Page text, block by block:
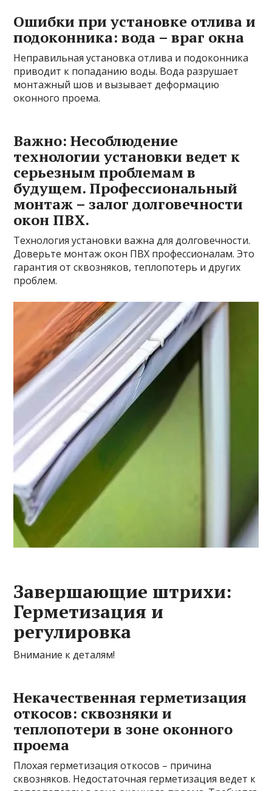
Ошибки при установке отлива и
подоконника: вода – враг окна
Неправильная установка отлива и подоконника
приводит к попаданию воды. Вода разрушает
монтажный шов и вызывает деформацию
оконного проема.
Важно: Несоблюдение
технологии установки ведет к
серьезным проблемам в
будущем. Профессиональный
монтаж – залог долговечности
окон ПВХ.
Технология установки важна для долговечности.
Доверьте монтаж окон ПВХ профессионалам. Это
гарантия от сквозняков, теплопотерь и других
проблем.
Завершающие штрихи:
Герметизация и
регулировка
Внимание к деталям!
Некачественная герметизация
откосов: сквозняки и
теплопотери в зоне оконного
проема
Плохая герметизация откосов – причина
сквозняков. Недостаточная герметизация ведет к